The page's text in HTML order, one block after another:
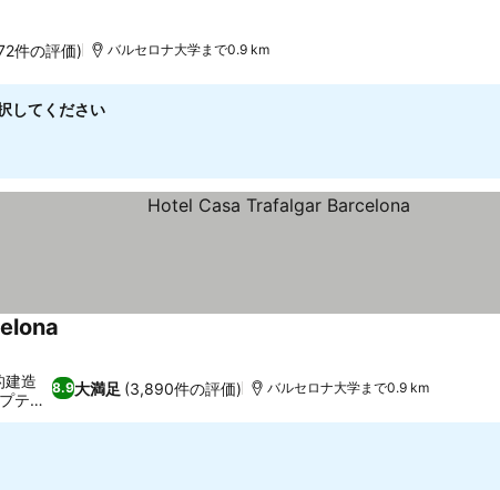
件の評価) バルセロナ大学まで0.9 km
してください
8.9大満足 (3,890件の評価)
建造
テラ
バルセロナ大学まで0.9 km